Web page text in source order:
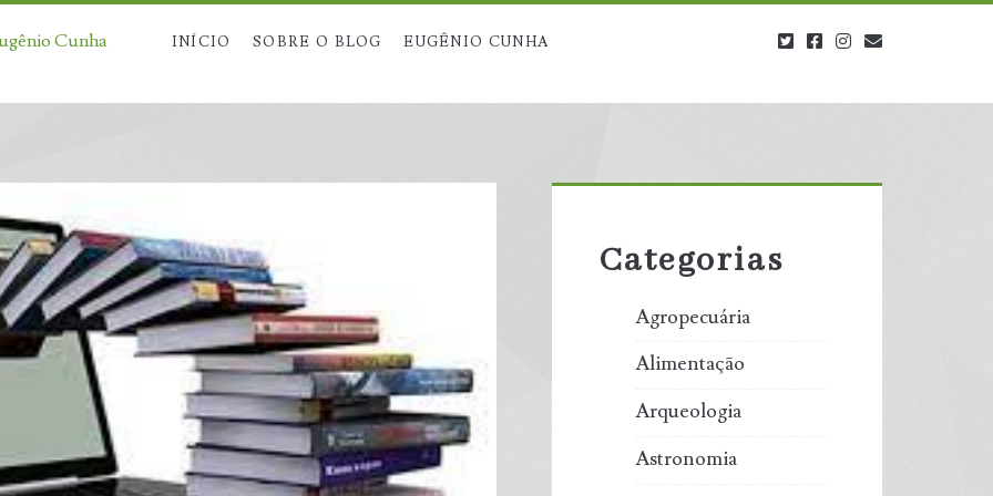
Cunha INÍCIO SOBRE O BLOG EUGÊNIO CUNHA twitterfacebookinstagram
Sidebar
Categorias
Agropecuária
Alimentação
Arqueologia
Astronomia